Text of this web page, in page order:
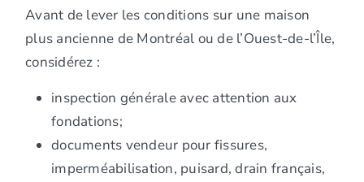
Avant de lever les conditions sur une maison
plus ancienne de Montréal ou de l’Ouest-de-l’Île,
considérez :
inspection générale avec attention aux
fondations;
documents vendeur pour fissures,
imperméabilisation, puisard, drain français,